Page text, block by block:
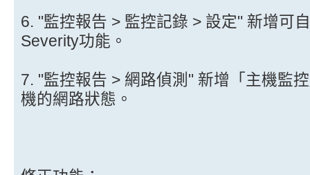
6. "監控報告 > 監控記錄 > 設定" 新增可
Severity功能。
7. "監控報告 > 網路偵測" 新增「主機監
機的網路狀態。